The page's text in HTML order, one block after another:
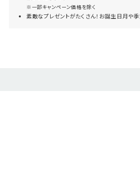
※一部キャンペーン価格を除く
素敵なプレゼントがたくさん！お誕生日月や